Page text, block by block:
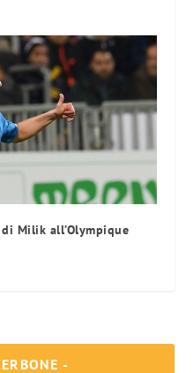
Milik all’Olympique
-